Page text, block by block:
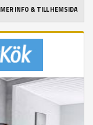
MER INFO & TILL HEMSIDA